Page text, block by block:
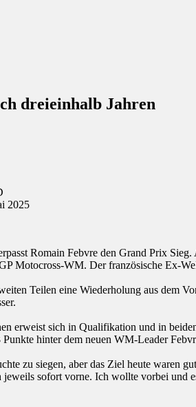
dreieinhalb Jahren
2025
Romain Febvre den Grand Prix
Motocross-WM. Der französische Ex-
Teilen eine Wiederholung aus dem
erweist sich in Qualifikation und in
hinter dem neuen WM-Leader
zu siegen, aber das Ziel heute waren
sofort vorne. Ich wollte vorbei und